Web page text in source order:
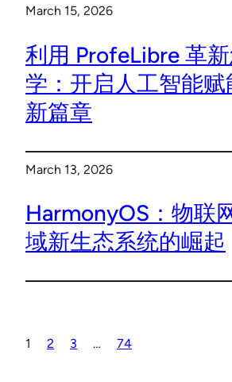
March 15, 2026
利用 ProfeLibre 革
学：开启人工智能赋
新篇章
March 13, 2026
HarmonyOS：物联
域新生态系统的崛起
1 2 3 … 74